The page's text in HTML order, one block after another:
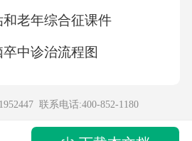
程
热汤中
老年综合征课件
中诊治流程图
联系电话:400-852-1180